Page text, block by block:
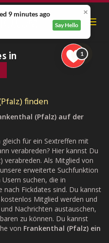
in
finden
(Pfalz) auf der
für ein Sextreffen mit
verabreden? Hier kannst Du
verabreden. Als Mitglied von
erweiterte Suchfunktion
suchen, die in
nach Fickdates sind. Du kannst
Mitglied werden und
Nachrichten austauschen,
zu können. Du kannst
von Frankenthal (Pfalz) ein
9 minutes ago
Say Hello
1